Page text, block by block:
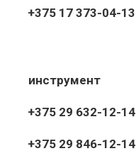
+375 17 373-04-13
инструмент
+375 29 632-12-14
+375 29 846-12-14